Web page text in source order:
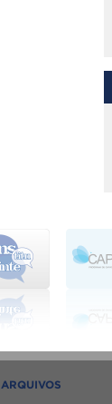
ARQUIVOS